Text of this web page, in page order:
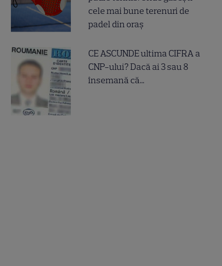
cele mai bune terenuri de
padel din oraș
CE ASCUNDE ultima CIFRA a
CNP-ului? Dacă ai 3 sau 8
însemană că...